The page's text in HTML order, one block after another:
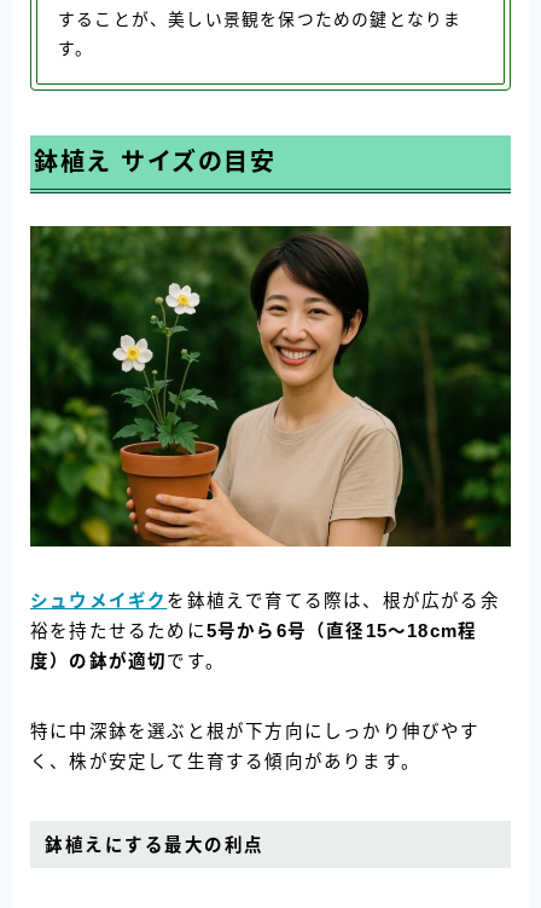
することが、美しい景観を保つための鍵となりま
す。
鉢植え サイズの目安
シュウメイギク を鉢植えで育てる際は、根が広がる余
裕を持たせるために5号から6号（直径15〜18cm程
度）の鉢が適切です。
特に中深鉢を選ぶと根が下方向にしっかり伸びやす
く、株が安定して生育する傾向があります。
鉢植えにする最大の利点